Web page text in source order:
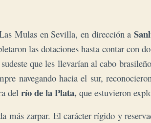
Mulas en Sevilla, en dirección a
las dotaciones hasta contar con
que les llevarían al cabo
navegando hacia el sur,
del río de la Plata, que estuvieron
zarpar. El carácter rígido y